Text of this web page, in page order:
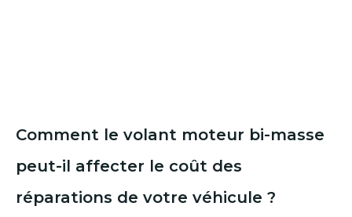
Comment le volant moteur bi-masse
peut-il affecter le coût des
réparations de votre véhicule ?